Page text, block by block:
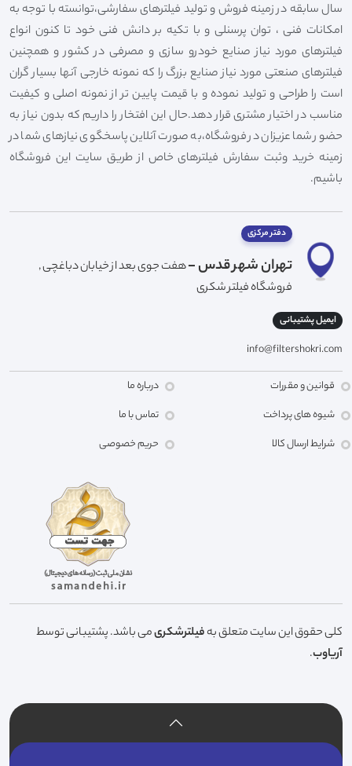
سال سابقه در زمینه فروش و تولید فیلترهای سفارشی،توانسته با توجه به
امکانات فنی ، توان پرسنلی و با تکیه بر دانش فنی خود تا کنون انواع
فیلترهای مورد نیاز صنایع خودرو سازی و مصرفی در کشور و همچنین
فیلترهای صنعتی مورد نیاز صنایع بزرگ را که نمونه خارجی آنها بسیار گران
است را طراحی و تولید نموده و با قیمت پایین تر از نمونه اصلی و کیفیت
مناسب در اختیار مشتری قرار دهد.حال این افتخار را داریم که بدون نیاز به
حضور شما عزیزان در فروشگاه،به صورت آنلاین پاسخگوی نیازهای شما در
زمینه خرید وثبت سفارش فیلترهای خاص از طریق سایت این فروشگاه
باشیم.
دفتر مرکزی
تهران شهر قدس -هفت جوی بعد از خیابان دباغچی ,
فروشگاه فیلتر شکری
ایمیل پشتیبانی
info@filtershokri.com
قوانین و مقررات
شیوه های پرداخت
شرایط ارسال کالا
درباره ما
تماس با ما
حریم خصوصی
کلی حقوق این سایت متعلق بهفیلترشکریمی باشد. پشتیبانی توسط
آریاوب.